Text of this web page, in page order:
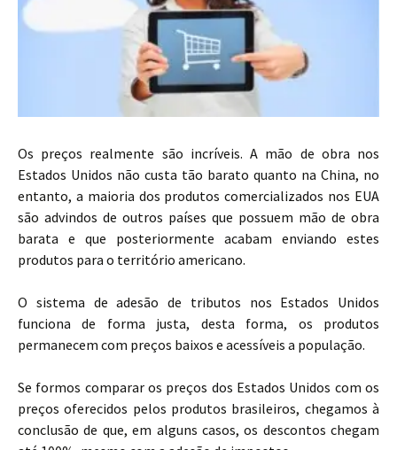
Os preços realmente são incríveis. A mão de obra nos
Estados Unidos não custa tão barato quanto na China, no
entanto, a maioria dos produtos comercializados nos EUA
são advindos de outros países que possuem mão de obra
barata e que posteriormente acabam enviando estes
produtos para o território americano.
O sistema de adesão de tributos nos Estados Unidos
funciona de forma justa, desta forma, os produtos
permanecem com preços baixos e acessíveis a população.
Se formos comparar os preços dos Estados Unidos com os
preços oferecidos pelos produtos brasileiros, chegamos à
conclusão de que, em alguns casos, os descontos chegam